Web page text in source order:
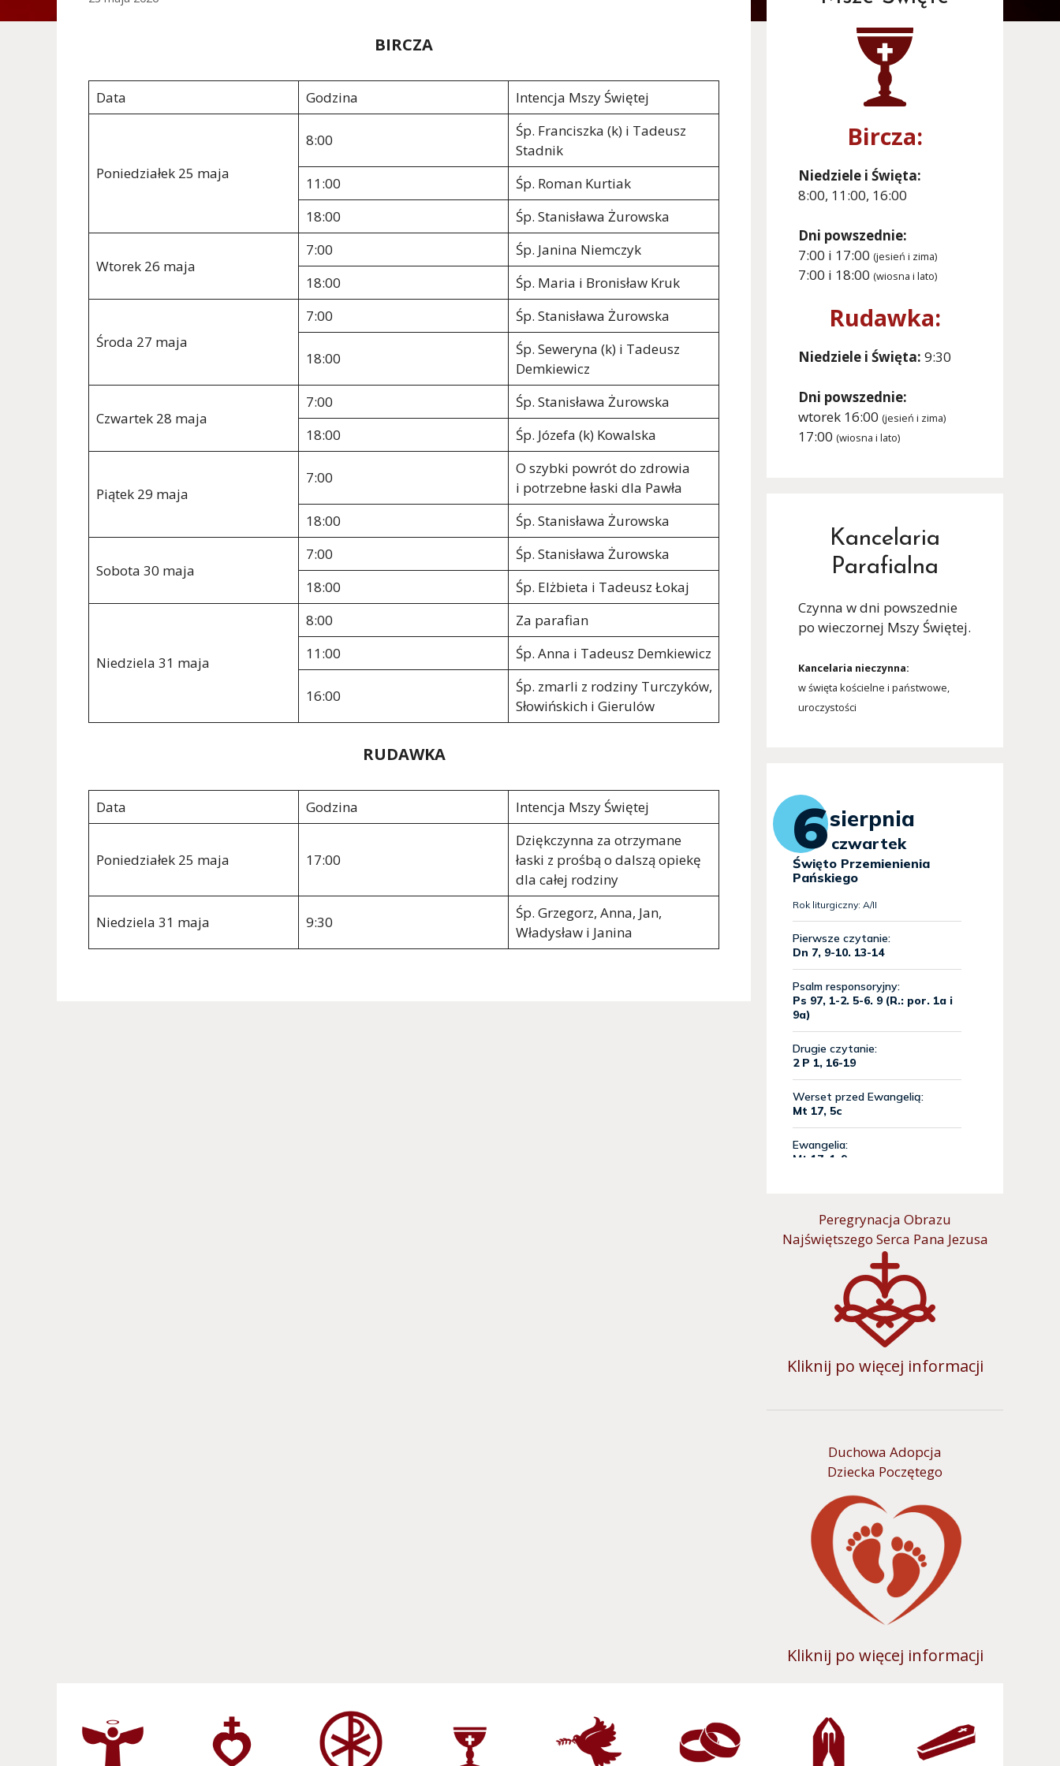
BIRCZA
Data Godzina Intencja Mszy Świętej
Poniedziałek 25 maja
8:00
Śp. Franciszka (k) i Tadeusz
Stadnik
11:00
Śp. Roman Kurtiak
18:00
Śp. Stanisława Żurowska
Wtorek 26 maja
7:00
Śp. Janina Niemczyk
18:00
Śp. Maria i Bronisław Kruk
Środa 27 maja
7:00 Śp. Stanisława Żurowska
18:00
Śp. Seweryna (k) i Tadeusz
Demkiewicz
Czwartek 28 maja
7:00
Śp. Stanisława Żurowska
18:00
Śp. Józefa (k) Kowalska
Piątek 29 maja
7:00
O szybki powrót do zdrowia
i potrzebne łaski dla Pawła
18:00
Śp. Stanisława Żurowska
Sobota 30 maja
7:00
Śp. Stanisława Żurowska
18:00
Śp. Elżbieta i Tadeusz Łokaj
Niedziela 31 maja
8:00
Za parafian
11:00
Śp. Anna i Tadeusz Demkiewicz
16:00
Śp. zmarli z rodziny Turczyków,
Słowińskich i Gierulów
RUDAWKA
Data Godzina Intencja Mszy Świętej
Poniedziałek 25 maja 17:00
Dziękczynna za otrzymane
łaski z prośbą o dalszą opiekę
dla całej rodziny
Niedziela 31 maja 9:30
Śp. Grzegorz, Anna, Jan,
Władysław i Janina
Bircza:
Niedziele i Święta:
8:00, 11:00, 16:00
Dni powszednie:
7:00 i 17:00 (jesień i zima)
7:00 i 18:00 (wiosna i lato)
Rudawka:
Niedziele i Święta: 9:30
Dni powszednie:
wtorek 16:00 (jesień i zima)
17:00 (wiosna i lato)
Kancelaria
Parafialna
Czynna w dni powszednie
po wieczornej Mszy Świętej.
Kancelaria nieczynna:
w święta kościelne i państwowe,
uroczystości
Peregrynacja Obrazu
Najświętszego Serca Pana Jezusa
Kliknij po więcej informacji
Duchowa Adopcja
Dziecka Poczętego
Kliknij po więcej informacji